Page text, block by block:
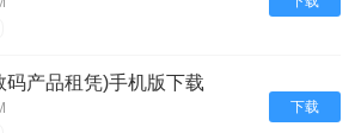
码产品租凭)手机版下载
下载